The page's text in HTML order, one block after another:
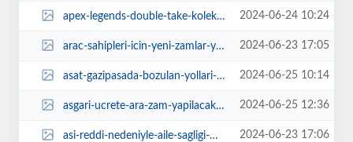
apex-legends-double-take-koleksiyon-etkinligi-yarin-basliyor-uSbDWzhx.jpg 2024-06-24 10:24
arac-sahipleri-icin-yeni-zamlar-yolda-FSwiacOn.jpg 2024-06-23 17:05
asat-gazipasada-bozulan-yollari-asfaltladi-XTWHrGRF.jpg 2024-06-25 10:14
asgari-ucrete-ara-zam-yapilacak-mi-G6JQ5cnQ.jpg 2024-06-25 12:36
asi-reddi-nedeniyle-aile-sagligi-merkezi-personeli-magdur-edilmemeli-NACwZIPO... 2024-06-23 17:06